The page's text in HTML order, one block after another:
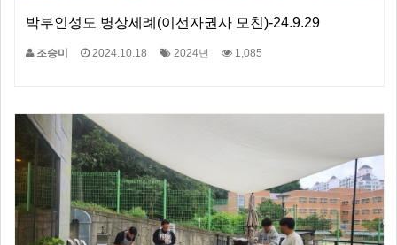
박부인성도 병상세례(이선자권사 모친)-24.9.29
조승미 2024.10.18 2024년 1,085